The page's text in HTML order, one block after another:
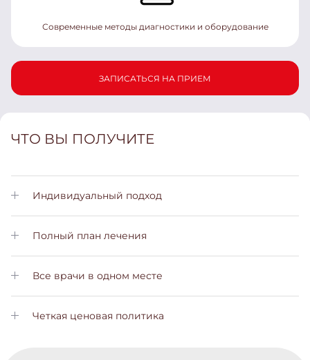
Современные методы диагностики и оборудование
ЗАПИСАТЬСЯ НА ПРИЕМ
ЧТО ВЫ ПОЛУЧИТЕ
Индивидуальный подход
Личный менеджер позаботится о Вас на всех этапах лечения
Полный план лечения
Вы получите подробный план лечения с пояснениями на
всех этапах
Все врачи в одном месте
Вам не нужно будет обращаться в другие больницы. Все
услуги вы сможете получить у нас
Четкая ценовая политика